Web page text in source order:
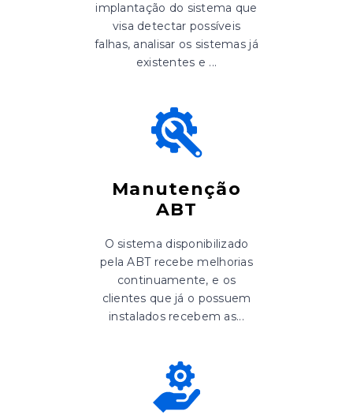
implantação do sistema que
visa detectar possíveis
falhas, analisar os sistemas já
existentes e ...
Manutenção
ABT
O sistema disponibilizado
pela ABT recebe melhorias
continuamente, e os
clientes que já o possuem
instalados recebem as...